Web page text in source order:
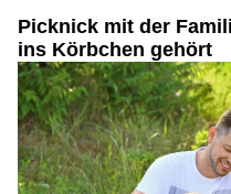
Picknick mit der
ins Körbchen gehört